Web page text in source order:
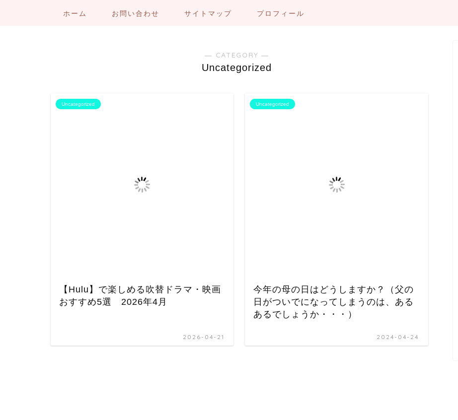
ホーム お問い合わせ サイトマップ プロフィール
― CATEGORY ―
Uncategorized
Uncategorized
【Hulu】で楽しめる吹替ドラマ・映画
おすすめ5選 2026年4月
2026-04-21
Uncategorized
今年の母の日はどうしますか？（父の
日がついでになってしまうのは、ある
あるでしょうか・・・）
2024-04-24